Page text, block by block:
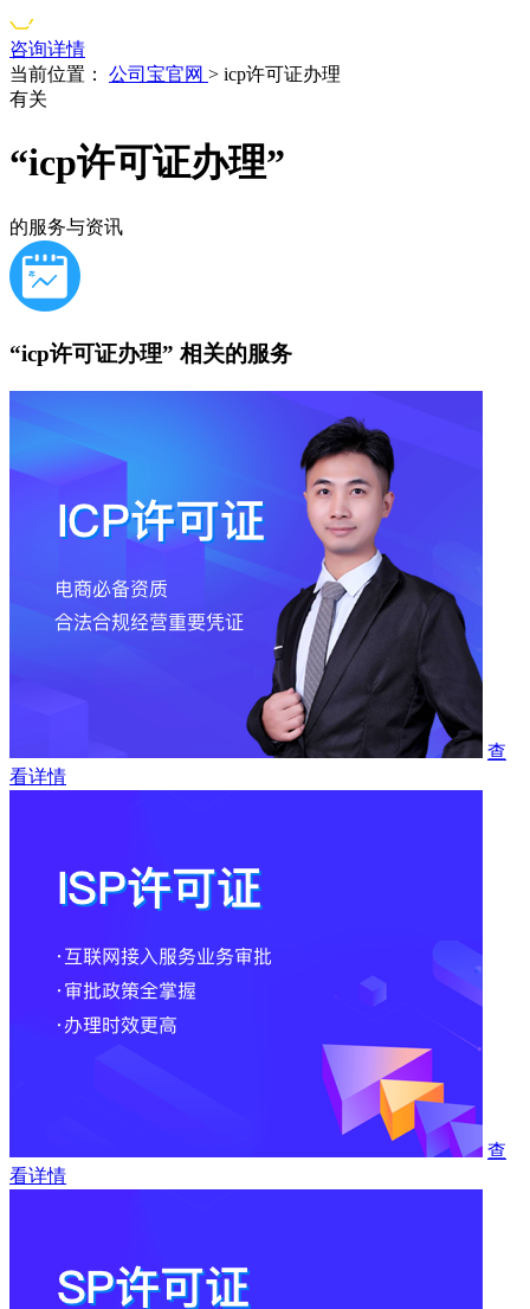
咨询详情
当前位置：
公司宝官网 > icp许可证办理
有关
“icp许可证办理”
的服务与资讯
“icp许可证办理” 相关的服务
查
看详情
查
看详情